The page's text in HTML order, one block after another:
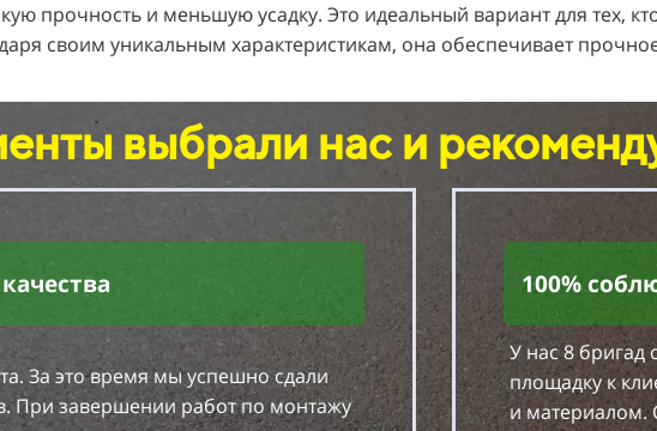
прочность и меньшую усадку. Это идеальный вариант для тех,
своим уникальным характеристикам, она обеспечивает
выбрали нас и
За это время мы успешно сдали
При завершении работ по монтажу
100%
У нас 8 бригад
площадку к
и материалом.